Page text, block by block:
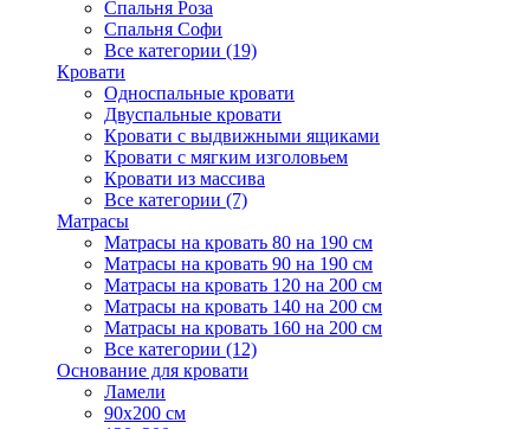
Спальня Роза
Спальня Софи
Все категории (19)
Кровати
Односпальные кровати
Двуспальные кровати
Кровати с выдвижными ящиками
Кровати с мягким изголовьем
Кровати из массива
Все категории (7)
Матрасы
Матрасы на кровать 80 на 190 см
Матрасы на кровать 90 на 190 см
Матрасы на кровать 120 на 200 см
Матрасы на кровать 140 на 200 см
Матрасы на кровать 160 на 200 см
Все категории (12)
Основание для кровати
Ламели
90х200 см